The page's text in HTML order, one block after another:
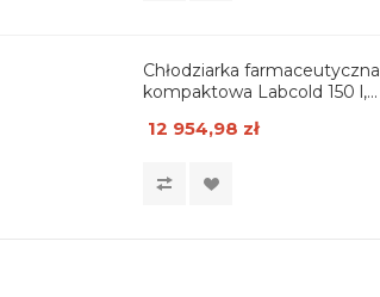
Chłodziarka farmaceutyczna
kompaktowa Labcold 150 l,
Diglock
12 954,98 zł